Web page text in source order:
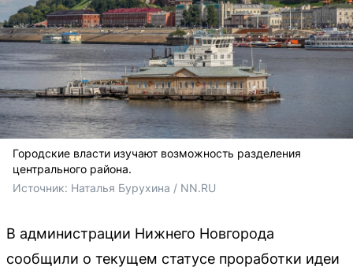
Городские власти изучают возможность разделения
центрального района.
Источник: Наталья Бурухина / NN.RU
В администрации Нижнего Новгорода
сообщили о текущем статусе проработки идеи